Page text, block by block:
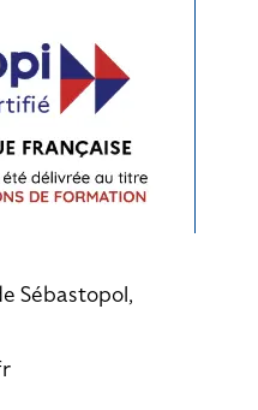
Sébastopol,